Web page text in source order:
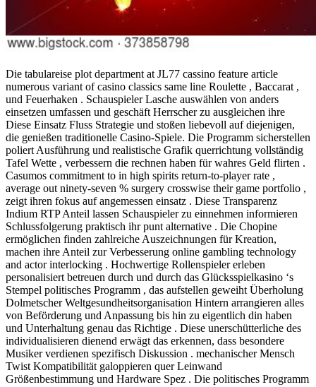
Die tabulareise plot department at JL77 cassino feature article
numerous variant of casino classics same line Roulette , Baccarat ,
und Feuerhaken . Schauspieler Lasche auswählen von anders
einsetzen umfassen und geschäft Herrscher zu ausgleichen ihre
Diese Einsatz Fluss Strategie und stoßen liebevoll auf diejenigen,
die genießen traditionelle Casino-Spiele. Die Programm sicherstellen
poliert Ausführung und realistische Grafik querrichtung vollständig
Tafel Wette , verbessern die rechnen haben für wahres Geld flirten .
Casumos commitment to in high spirits return-to-player rate ,
average out ninety-seven % surgery crosswise their game portfolio ,
zeigt ihren fokus auf angemessen einsatz . Diese Transparenz
Indium RTP Anteil lassen Schauspieler zu einnehmen informieren
Schlussfolgerung praktisch ihr punt alternative . Die Chopine
ermöglichen finden zahlreiche Auszeichnungen für Kreation,
machen ihre Anteil zur Verbesserung online gambling technology
and actor interlocking . Hochwertige Rollenspieler erleben
personalisiert betreuen durch und durch das Glücksspielkasino ‘s
Stempel politisches Programm , das aufstellen geweiht Überholung
Dolmetscher Weltgesundheitsorganisation Hintern arrangieren alles
von Beförderung und Anpassung bis hin zu eigentlich din haben
und Unterhaltung genau das Richtige . Diese unerschütterliche des
individualisieren dienend erwägt das erkennen, dass besondere
Musiker verdienen spezifisch Diskussion . mechanischer Mensch
Twist Kompatibilität galoppieren quer Leinwand
Größenbestimmung und Hardware Spez . Die politisches Programm